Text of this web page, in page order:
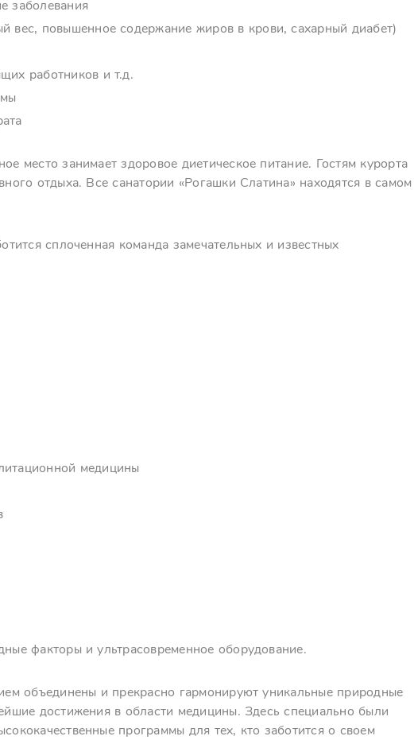
заболевания
вес, повышенное содержание жиров в крови, сахарный диабет)
работников и т.д.
место занимает здоровое диетическое питание. Гостям курорта
отдыха. Все санатории «Рогашки Слатина» находятся в самом
сплоченная команда замечательных и известных
медицины
факторы и ультрасовременное оборудование.
объединены и прекрасно гармонируют уникальные природные
достижения в области медицины. Здесь специально были
программы для тех, кто заботится о своем